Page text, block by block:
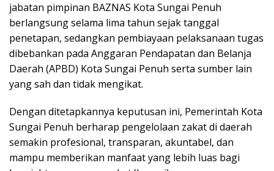
jabatan pimpinan BAZNAS Kota Sungai Penuh
berlangsung selama lima tahun sejak tanggal
penetapan, sedangkan pembiayaan pelaksanaan tugas
dibebankan pada Anggaran Pendapatan dan Belanja
Daerah (APBD) Kota Sungai Penuh serta sumber lain
yang sah dan tidak mengikat.
Dengan ditetapkannya keputusan ini, Pemerintah Kota
Sungai Penuh berharap pengelolaan zakat di daerah
semakin profesional, transparan, akuntabel, dan
mampu memberikan manfaat yang lebih luas bagi